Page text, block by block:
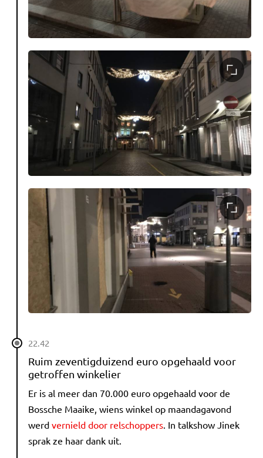
22.42
Ruim zeventigduizend euro opgehaald voor
getroffen winkelier
Er is al meer dan 70.000 euro opgehaald voor de
Bossche Maaike, wiens winkel op maandagavond
werd vernield door relschoppers. In talkshow Jinek
sprak ze haar dank uit.